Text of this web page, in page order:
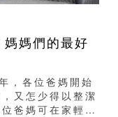
，各位爸媽開始
又怎少得以整潔
爸媽可在家輕輕